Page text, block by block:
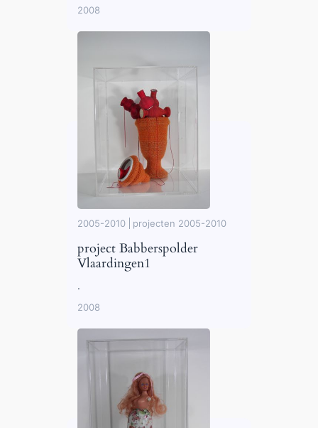
2008
2005-2010 projecten 2005-2010
project Babberspolder
Vlaardingen1
.
2008